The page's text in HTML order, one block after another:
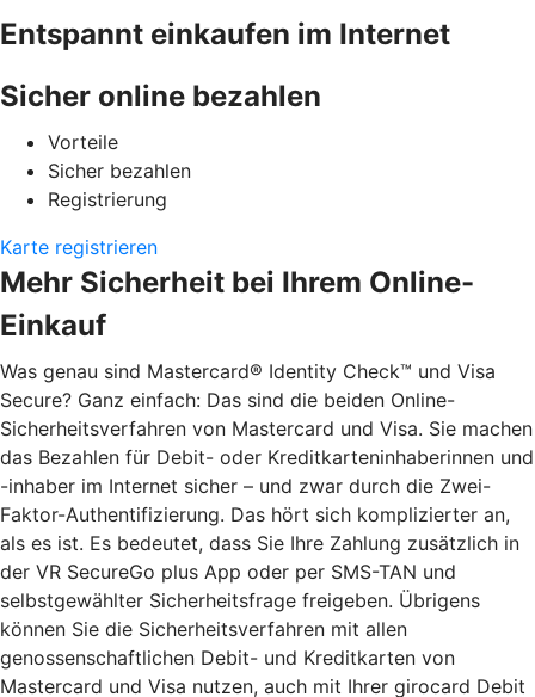
Entspannt einkaufen im Internet
Sicher online bezahlen
Vorteile
Sicher bezahlen
Registrierung
Karte registrieren
Mehr Sicherheit bei Ihrem Online-
Einkauf
Was genau sind Mastercard® Identity Check™ und Visa
Secure? Ganz einfach: Das sind die beiden Online-
Sicherheitsverfahren von Mastercard und Visa. Sie machen
das Bezahlen für Debit- oder Kreditkarteninhaberinnen und
-inhaber im Internet sicher – und zwar durch die Zwei-
Faktor-Authentifizierung. Das hört sich komplizierter an,
als es ist. Es bedeutet, dass Sie Ihre Zahlung zusätzlich in
der VR SecureGo plus App oder per SMS-TAN und
selbstgewählter Sicherheitsfrage freigeben. Übrigens
können Sie die Sicherheitsverfahren mit allen
genossenschaftlichen Debit- und Kreditkarten von
Mastercard und Visa nutzen, auch mit Ihrer girocard Debit